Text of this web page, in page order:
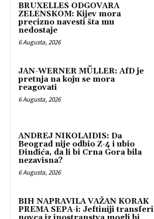
BRUXELLES ODGOVARA
ZELENSKOM: Kijev mora
precizno navesti šta mu
nedostaje
6 Augusta, 2026
JAN-WERNER MÜLLER: AfD je
pretnja na koju se mora
reagovati
6 Augusta, 2026
ANDREJ NIKOLAIDIS: Da
Beograd nije odbio Z-4 i ubio
Đinđića, da li bi Crna Gora bila
nezavisna?
6 Augusta, 2026
BIH NAPRAVILA VAŽAN KORAK
PREMA SEPA-i: Jeftiniji transferi